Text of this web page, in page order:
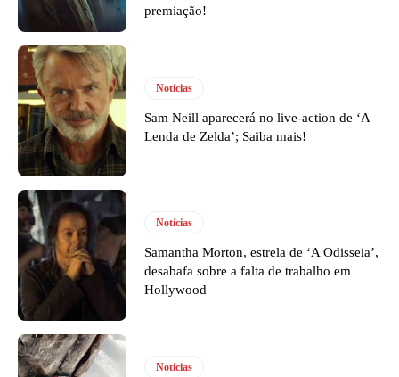
premiação!
Notícias
Sam Neill aparecerá no live-action de ‘A
Lenda de Zelda’; Saiba mais!
Notícias
Samantha Morton, estrela de ‘A Odisseia’,
desabafa sobre a falta de trabalho em
Hollywood
Notícias